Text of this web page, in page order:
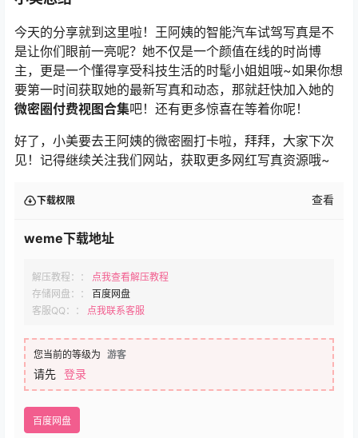
今天的分享就到这里啦！王阿姨的智能汽车试驾写真是不
是让你们眼前一亮呢？她不仅是一个颜值在线的时尚博
主，更是一个懂得享受科技生活的时髦小姐姐哦~如果你想
要第一时间获取她的最新写真和动态，那就赶快加入她的
微密圈付费视图合集吧！还有更多惊喜在等着你呢！
好了，小美要去王阿姨的微密圈打卡啦，拜拜，大家下次
见！记得继续关注我们网站，获取更多网红写真资源哦~
下载权限 查看
weme下载地址
解压教程：：
点我查看解压教程
存储网盘：：
百度网盘
客服QQ：：
点我联系客服
您当前的等级为 游客
请先 登录
百度网盘